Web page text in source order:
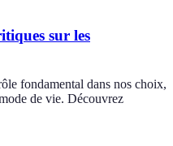
sur les
fondamental dans nos choix,
de vie. Découvrez